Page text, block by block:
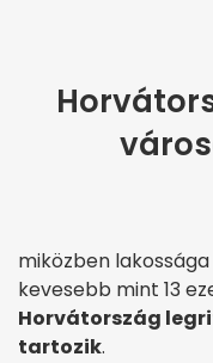
miközben
kevesebb mint 13
Horvátország
tartozik.